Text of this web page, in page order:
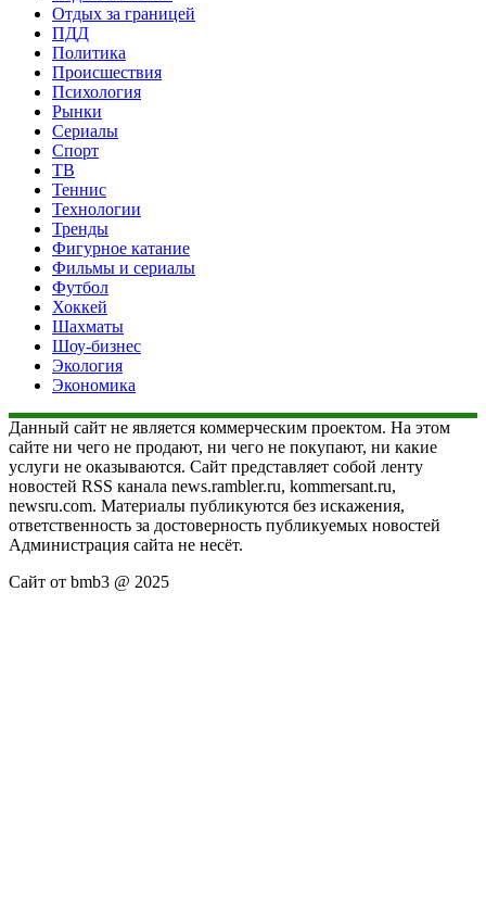
Отдых за границей
ПДД
Политика
Происшествия
Психология
Рынки
Сериалы
Спорт
ТВ
Теннис
Технологии
Тренды
Фигурное катание
Фильмы и сериалы
Футбол
Хоккей
Шахматы
Шоу-бизнес
Экология
Экономика
Данный сайт не является коммерческим проектом. На этом
сайте ни чего не продают, ни чего не покупают, ни какие
услуги не оказываются. Сайт представляет собой ленту
новостей RSS канала news.rambler.ru, kommersant.ru,
newsru.com. Материалы публикуются без искажения,
ответственность за достоверность публикуемых новостей
Администрация сайта не несёт.
Сайт от bmb3 @ 2025